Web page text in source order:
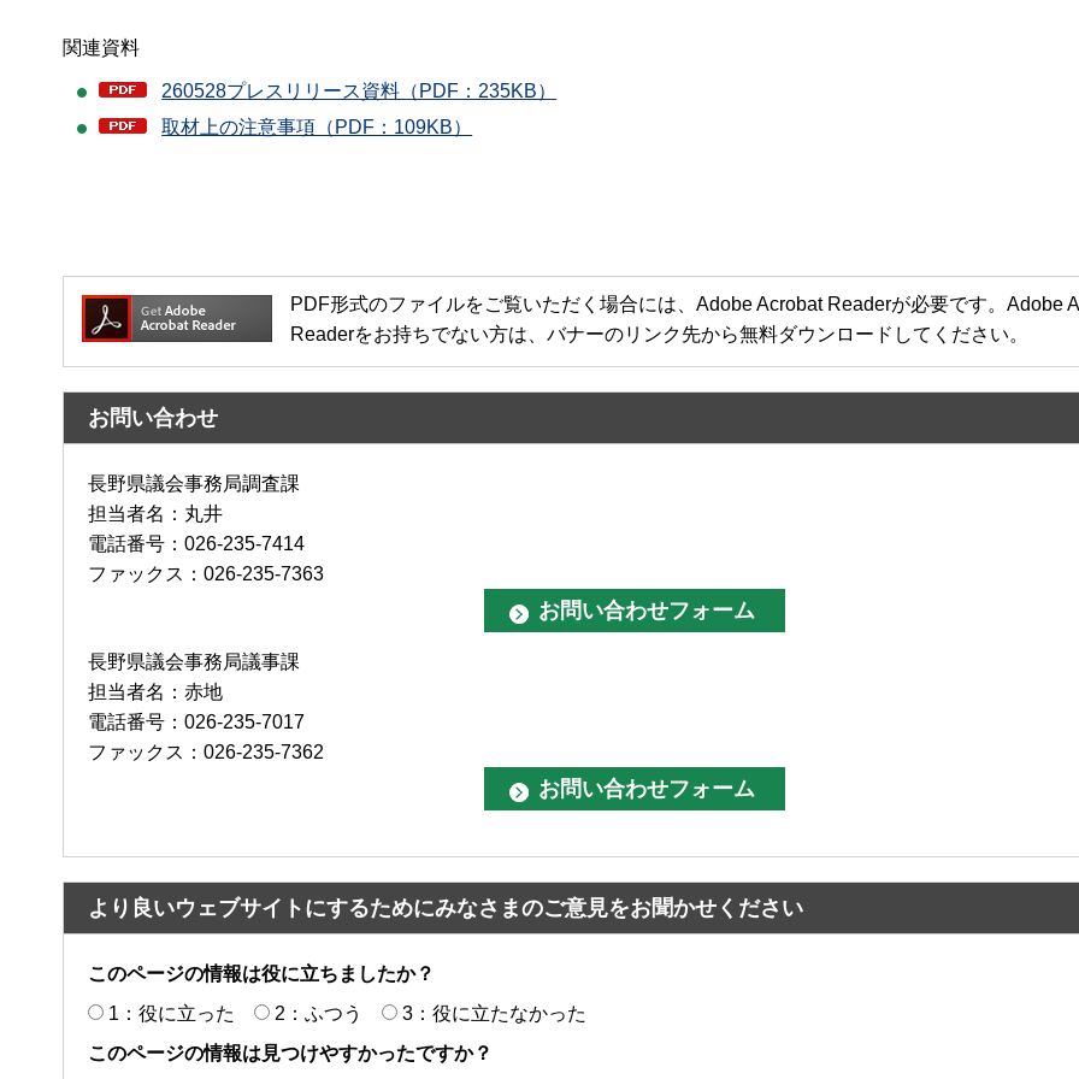
関連資料
260528プレスリリース資料（PDF：235KB）
取材上の注意事項（PDF：109KB）
PDF形式のファイルをご覧いただく場合には、Adobe Acrobat Readerが必要です。Adobe
Readerをお持ちでない方は、バナーのリンク先から無料ダウンロードしてください。
お問い合わせ
長野県議会事務局調査課
担当者名：丸井
電話番号：026-235-7414
ファックス：026-235-7363
長野県議会事務局議事課
担当者名：赤地
電話番号：026-235-7017
ファックス：026-235-7362
より良いウェブサイトにするためにみなさまのご意見をお聞かせください
このページの情報は役に立ちましたか？
1：役に立った
2：ふつう
3：役に立たなかった
このページの情報は見つけやすかったですか？